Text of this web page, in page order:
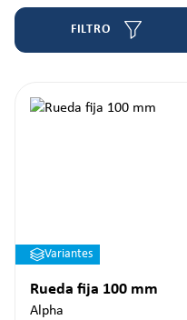
FILTRO
Variantes
Rueda fija 100 mm
Alpha